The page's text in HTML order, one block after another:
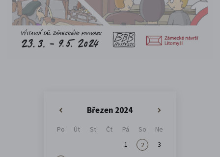
Březen 2024
Po Út St Čt Pá So
Ne
1
2
3